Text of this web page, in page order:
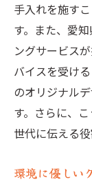
お
クリ
愛知
先祖
お墓
伝統
手入れを施す
す。また、愛
ングサービス
バイスを受け
のオリジナル
す。さらに、
世代に伝える
環境に優しい